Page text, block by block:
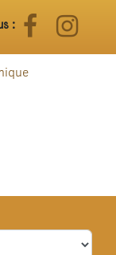
: Facebook